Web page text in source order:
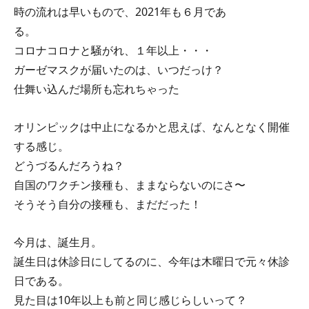
時の流れは早いもので、2021年も６月であ
る。
コロナコロナと騒がれ、１年以上・・・
ガーゼマスクが届いたのは、いつだっけ？
仕舞い込んだ場所も忘れちゃった
オリンピックは中止になるかと思えば、なんとなく開催
する感じ。
どうづるんだろうね？
自国のワクチン接種も、ままならないのにさ〜
そうそう自分の接種も、まだだった！
今月は、誕生月。
誕生日は休診日にしてるのに、今年は木曜日で元々休診
日である。
見た目は10年以上も前と同じ感じらしいって？